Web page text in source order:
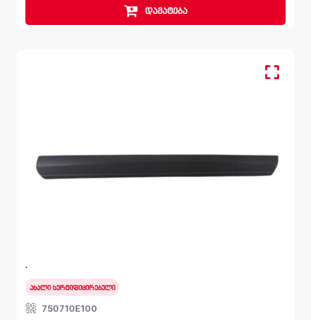
დამატება
AL20 2015 - 2019
ახალი სერტიფიცირებული
750710E100